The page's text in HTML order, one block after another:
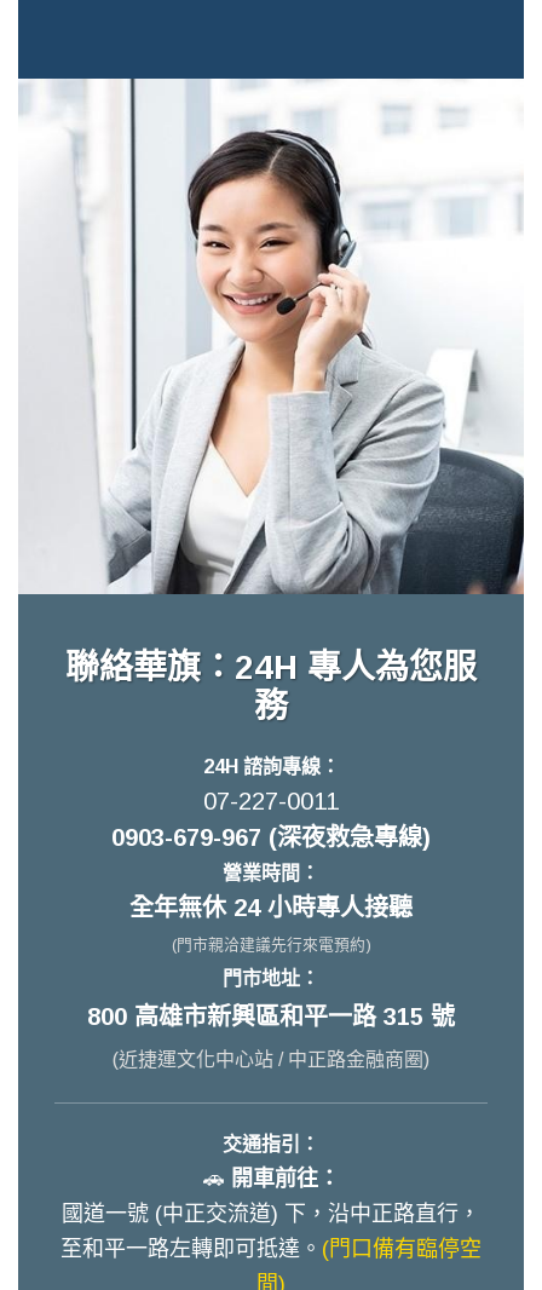
聯絡華旗：24H 專人為您服
務
24H 諮詢專線：
07-227-0011
0903-679-967 (深夜救急專線)
營業時間：
全年無休 24 小時專人接聽
(門市親洽建議先行來電預約)
門市地址：
800 高雄市新興區和平一路 315 號
(近捷運文化中心站 / 中正路金融商圈)
交通指引：
🚗 開車前往：
國道一號 (中正交流道) 下，沿中正路直行，
至和平一路左轉即可抵達。 (門口備有臨停空
間)